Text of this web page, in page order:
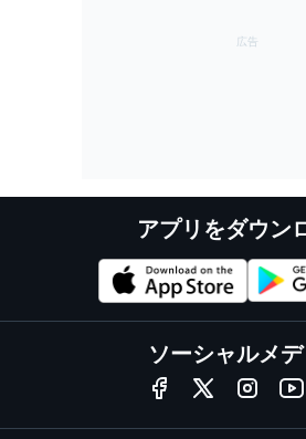
アプリをダウン
ソーシャルメ